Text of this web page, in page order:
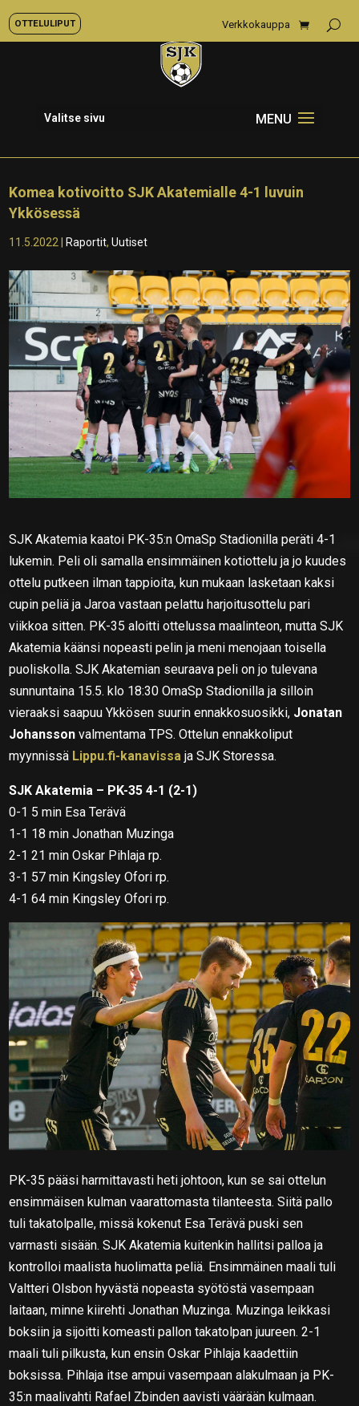
OTTELULIPUT Verkkokauppa
Valitse sivu
Komea kotivoitto SJK Akatemialle 4-1 luvuin
Ykkösessä
11.5.2022 Raportit,Uutiset
SJK Akatemia kaatoi PK-35:n OmaSp Stadionilla peräti 4-1
lukemin. Peli oli samalla ensimmäinen kotiottelu ja jo kuudes
ottelu putkeen ilman tappioita, kun mukaan lasketaan kaksi
cupin peliä ja Jaroa vastaan pelattu harjoitusottelu pari
viikkoa sitten. PK-35 aloitti ottelussa maalinteon, mutta SJK
Akatemia käänsi nopeasti pelin ja meni menojaan toisella
puoliskolla. SJK Akatemian seuraava peli on jo tulevana
sunnuntaina 15.5. klo 18:30 OmaSp Stadionilla ja silloin
vieraaksi saapuu Ykkösen suurin ennakkosuosikki, Jonatan
Johansson valmentama TPS. Ottelun ennakkoliput
myynnissä Lippu.fi-kanavissa ja SJK Storessa.
SJK Akatemia – PK-35 4-1 (2-1)
0-1 5 min Esa Terävä
1-1 18 min Jonathan Muzinga
2-1 21 min Oskar Pihlaja rp.
3-1 57 min Kingsley Ofori rp.
4-1 64 min Kingsley Ofori rp.
PK-35 pääsi harmittavasti heti johtoon, kun se sai ottelun
ensimmäisen kulman vaarattomasta tilanteesta. Siitä pallo
tuli takatolpalle, missä kokenut Esa Terävä puski sen
varmasti sisään. SJK Akatemia kuitenkin hallitsi palloa ja
kontrolloi maalista huolimatta peliä. Ensimmäinen maali tuli
Valtteri Olsbon hyvästä nopeasta syötöstä vasempaan
laitaan, minne kiirehti Jonathan Muzinga. Muzinga leikkasi
boksiin ja sijoitti komeasti pallon takatolpan juureen. 2-1
maali tuli pilkusta, kun ensin Oskar Pihlaja kaadettiin
boksissa. Pihlaja itse ampui vasempaan alakulmaan ja PK-
35:n maalivahti Rafael Zbinden aavisti väärään kulmaan.